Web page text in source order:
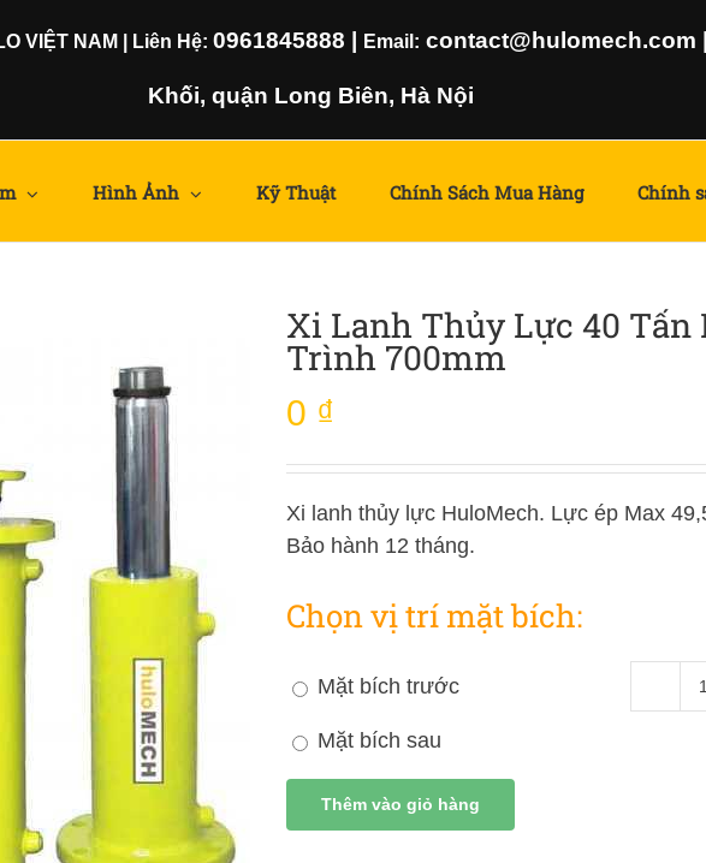
VIỆT NAM | Liên Hệ: 0961845888 Email:
Khối, quận Long Biên, Hà Nội
Hình Ảnh Kỹ Thuật Chính Sách Mua Hàng Chính
Xi Lanh Thủy Lực 40 Tấn
Trình 700mm
0 ₫
Xi lanh thủy lực HuloMech. Lực ép Max
Bảo hành 12 tháng.
Chọn vị trí mặt bích:
Mặt bích trước
Mặt bích sau
Thêm vào giỏ hàng